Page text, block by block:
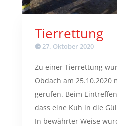
Tierrettung
27. Oktober 2020
Zu einer Tierrettung
Obdach am 25.10.2020
gerufen. Beim
dass eine Kuh in die
In bewährter Weise